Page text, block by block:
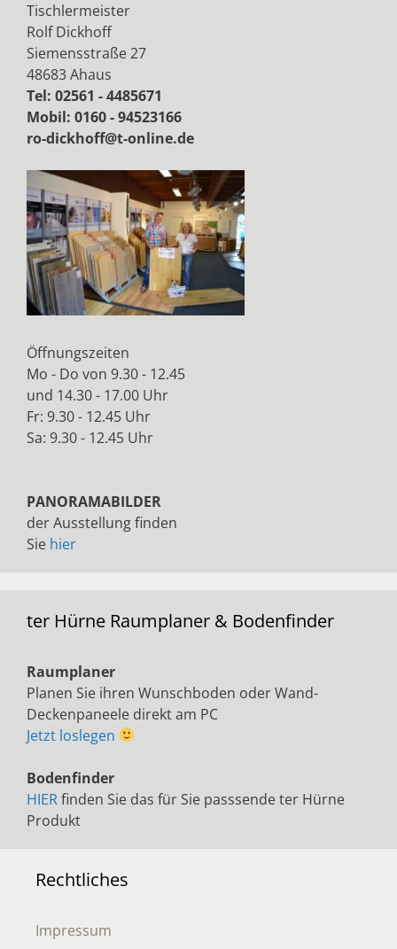
Tischlermeister
Rolf Dickhoff
Siemensstraße 27
48683 Ahaus
Tel: 02561 - 4485671
Mobil: 0160 - 94523166
ro-dickhoff@t-online.de
Öffnungszeiten
Mo - Do von 9.30 - 12.45
und 14.30 - 17.00 Uhr
Fr: 9.30 - 12.45 Uhr
Sa: 9.30 - 12.45 Uhr
PANORAMABILDER
der Ausstellung finden
Sie hier
ter Hürne Raumplaner & Bodenfinder
Raumplaner
Planen Sie ihren Wunschboden oder Wand-
Deckenpaneele direkt am PC
Jetzt loslegen
Bodenfinder
HIERfinden Sie das für Sie passsende ter Hürne
Produkt
Rechtliches
Impressum